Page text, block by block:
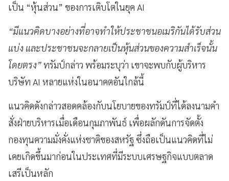
เป็น “หุ้นส่วน” ของการเติบโตในยุค AI
“มีแนวคิดบางอย่างที่อาจทำให้ประชาชนอเมริกันได้รับส่วน
แบ่ง และประชาชนจะกลายเป็นหุ้นส่วนของความสำเร็จนั้น
โดยตรง”ทรัมป์กล่าว พร้อมระบุว่า เขาจะพบกับผู้บริหาร
บริษัท AI หลายแห่งในอนาคตอันใกล้นี้
แนวคิดดังกล่าวสอดคล้องกับนโยบายของทรัมป์ที่ได้ลงนามคำ
สั่งฝ่ายบริหารเมื่อเดือนกุมภาพันธ์ เพื่อผลักดันการจัดตั้ง
กองทุนความมั่งคั่งแห่งชาติของสหรัฐ ซึ่งถือเป็นแนวคิดที่ไม่
เคยเกิดขึ้นมาก่อนในประเทศที่มีระบบเศรษฐกิจแบบตลาด
เสรีเป็นหลัก